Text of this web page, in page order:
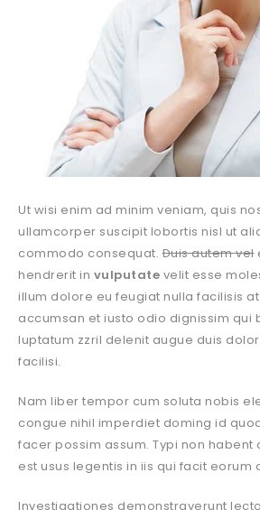
Ut wisi enim ad minim veniam, quis
ullamcorper suscipit lobortis nisl ut
commodo consequat.Duis autem vel
hendrerit in vulputate velit esse
illum dolore eu feugiat nulla facilisis
accumsan et iusto odio dignissim qui
luptatum zzril delenit augue duis
facilisi.
Nam liber tempor cum soluta nobis
congue nihil imperdiet doming id
facer possim assum. Typi non habent
est usus legentis in iis qui facit eorum
Investigationes demonstraverunt